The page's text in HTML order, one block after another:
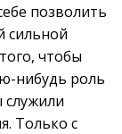
позволить
сильной
чтобы
нибудь роль
Только с